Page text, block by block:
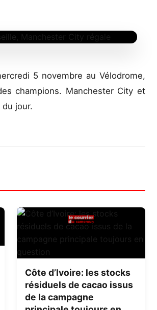
5 novembre au Vélodrome,
champions. Manchester City et
jour.
Côte d’Ivoire: les stocks
résiduels de cacao issus
de la campagne